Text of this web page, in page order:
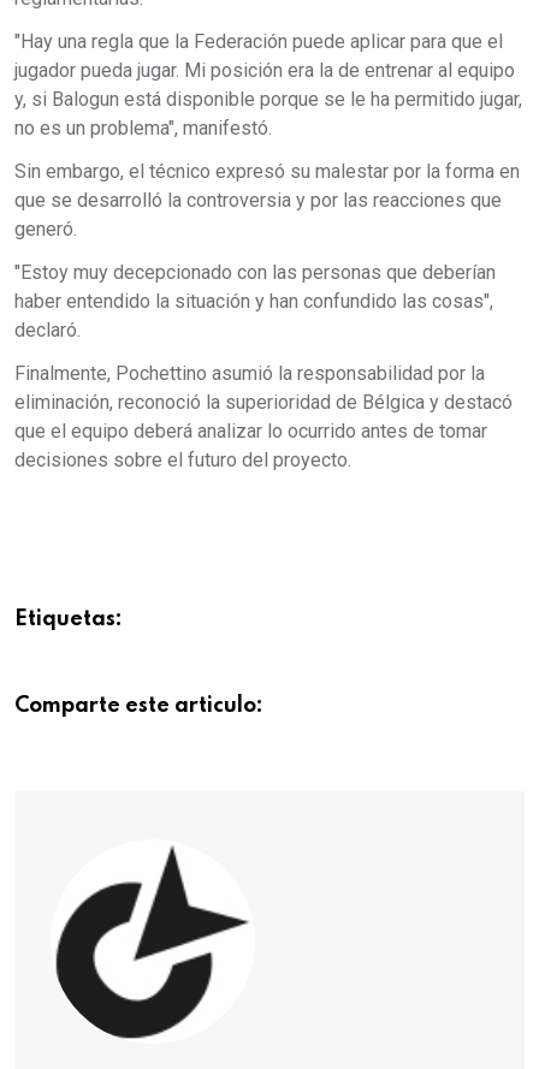
"Hay una regla que la Federación puede aplicar para que el
jugador pueda jugar. Mi posición era la de entrenar al equipo
y, si Balogun está disponible porque se le ha permitido jugar,
no es un problema", manifestó.
Sin embargo, el técnico expresó su malestar por la forma en
que se desarrolló la controversia y por las reacciones que
generó.
"Estoy muy decepcionado con las personas que deberían
haber entendido la situación y han confundido las cosas",
declaró.
Finalmente, Pochettino asumió la responsabilidad por la
eliminación, reconoció la superioridad de Bélgica y destacó
que el equipo deberá analizar lo ocurrido antes de tomar
decisiones sobre el futuro del proyecto.
Etiquetas:
Comparte este articulo: